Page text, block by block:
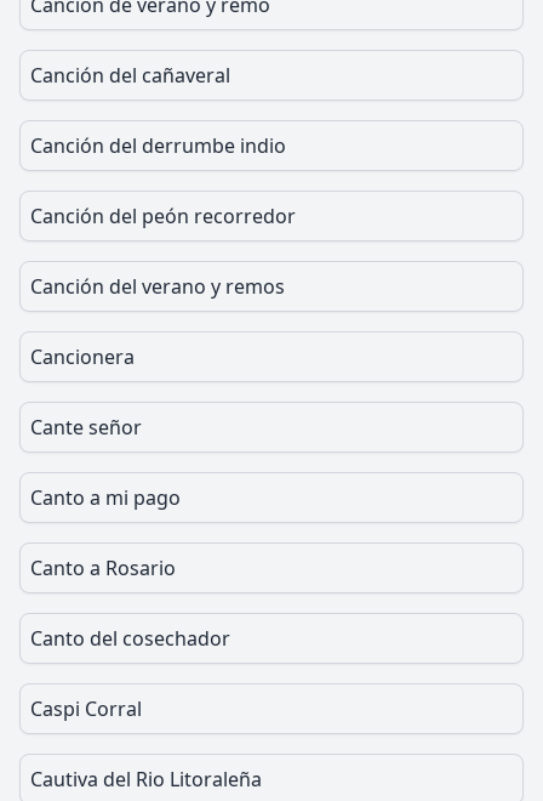
Canción del cañaveral
Canción del derrumbe indio
Canción del peón recorredor
Canción del verano y remos
Cancionera
Cante señor
Canto a mi pago
Canto a Rosario
Canto del cosechador
Caspi Corral
Cautiva del Rio Litoraleña